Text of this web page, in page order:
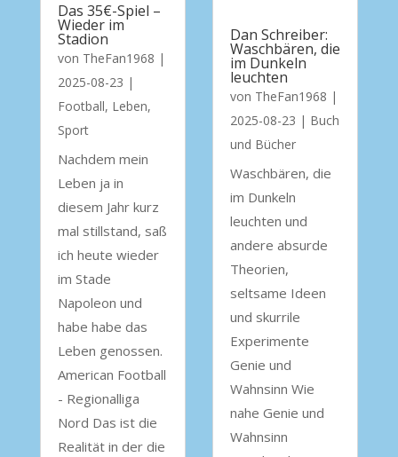
Das 35€-Spiel –
Wieder im
Stadion
von TheFan1968 |
2025-08-23 |
Football, Leben,
Sport
Nachdem mein
Leben ja in
diesem Jahr kurz
mal stillstand, saß
ich heute wieder
im Stade
Napoleon und
habe habe das
Leben genossen.
American Football
- Regionalliga
Nord Das ist die
Realität in der die
Dan Schreiber:
Waschbären, die
im Dunkeln
leuchten
von TheFan1968 |
2025-08-23 | Buch
und Bücher
Waschbären, die
im Dunkeln
leuchten und
andere absurde
Theorien,
seltsame Ideen
und skurrile
Experimente
Genie und
Wahnsinn Wie
nahe Genie und
Wahnsinn